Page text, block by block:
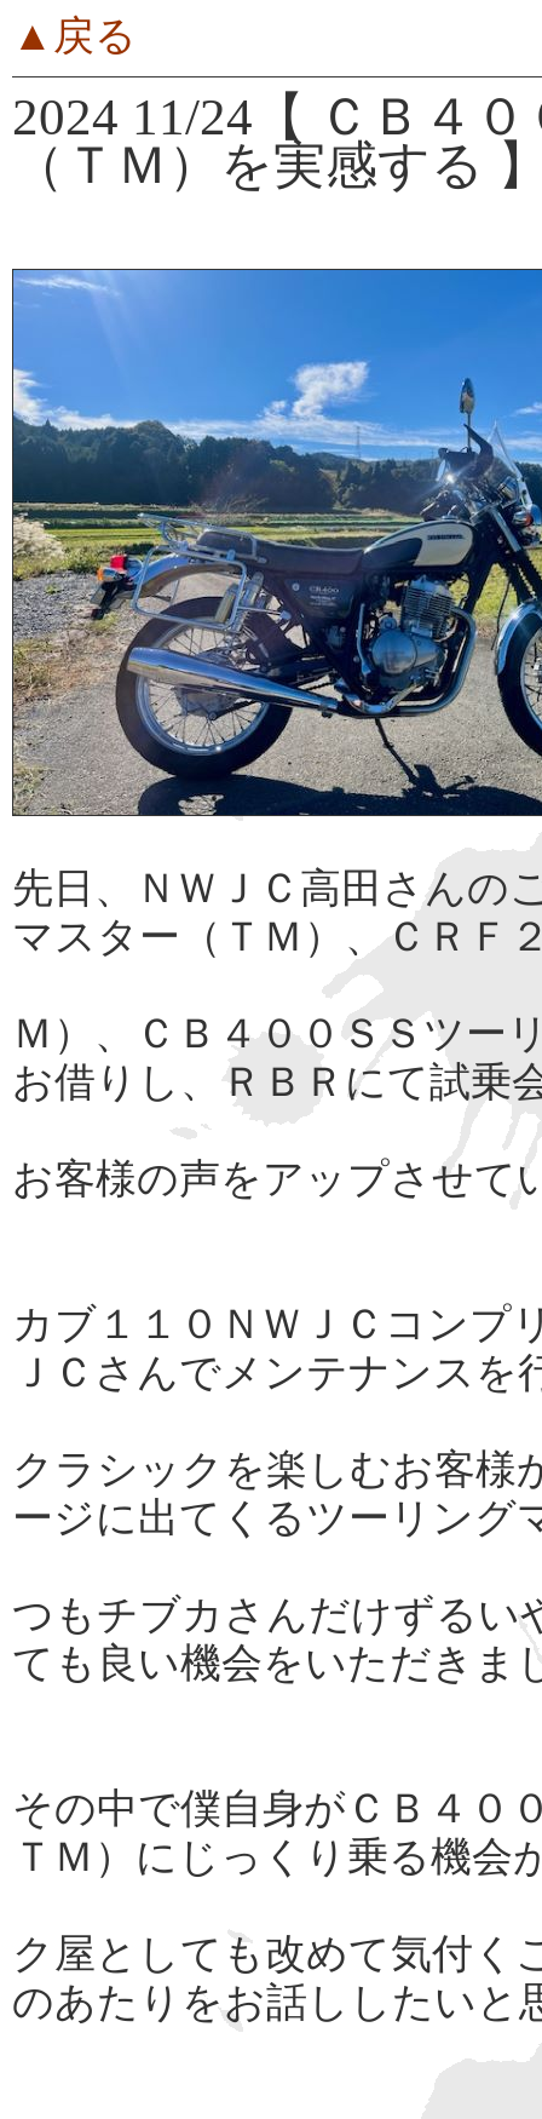
▲戻る
2024 11/24【 ＣＢ４
（ＴＭ）を実感する
先日、ＮＷＪＣ高田さんの
マスター（ＴＭ）、ＣＲＦ
Ｍ）、ＣＢ４００ＳＳツー
お借りし、ＲＢＲにて試乗
お客様の声をアップさせて
カブ１１０ＮＷＪＣコンプ
ＪＣさんでメンテナンス
クラシックを楽しむお客様
ージに出てくるツーリング
つもチブカさんだけずるい
ても良い機会をいただきま
その中で僕自身がＣＢ４０
ＴＭ）にじっくり乗る機
ク屋としても改めて気付く
のあたりをお話ししたいと